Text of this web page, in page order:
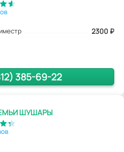
2300 ₽
385-69-22
ШУШАРЫ